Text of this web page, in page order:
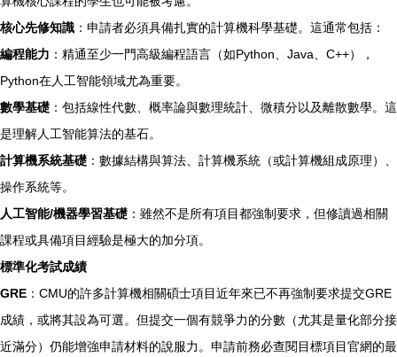
核心先修知識 ：申請者必須具備扎實的計算機科學基礎。這通常包括：
編程能力 ：精通至少一門高級編程語言（如Python、Java、C++），
Python在人工智能領域尤為重要。
數學基礎 ：包括線性代數、概率論與數理統計、微積分以及離散數學。這
是理解人工智能算法的基石。
計算機系統基礎 ：數據結構與算法、計算機系統（或計算機組成原理）、
操作系統等。
人工智能/機器學習基礎 ：雖然不是所有項目都強制要求，但修讀過相關
課程或具備項目經驗是極大的加分項。
標準化考試成績
GRE ：CMU的許多計算機相關碩士項目近年來已不再強制要求提交GRE
成績，或將其設為可選。但提交一個有競爭力的分數（尤其是量化部分接
近滿分）仍能增強申請材料的說服力。申請前務必查閱目標項目官網的最